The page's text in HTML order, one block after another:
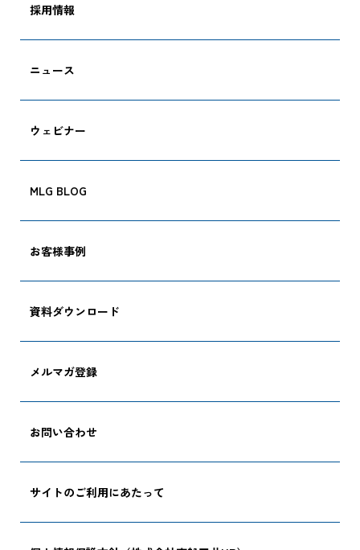
採用情報
ニュース
ウェビナー
MLG BLOG
お客様事例
資料ダウンロード
メルマガ登録
お問い合わせ
サイトのご利用にあたって